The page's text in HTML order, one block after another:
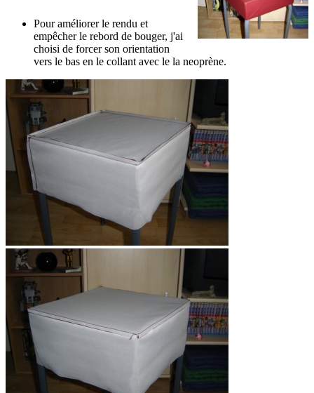
Pour améliorer le rendu et
empêcher le rebord de bouger, j'ai
choisi de forcer son orientation
vers le bas en le collant avec le la neoprène.